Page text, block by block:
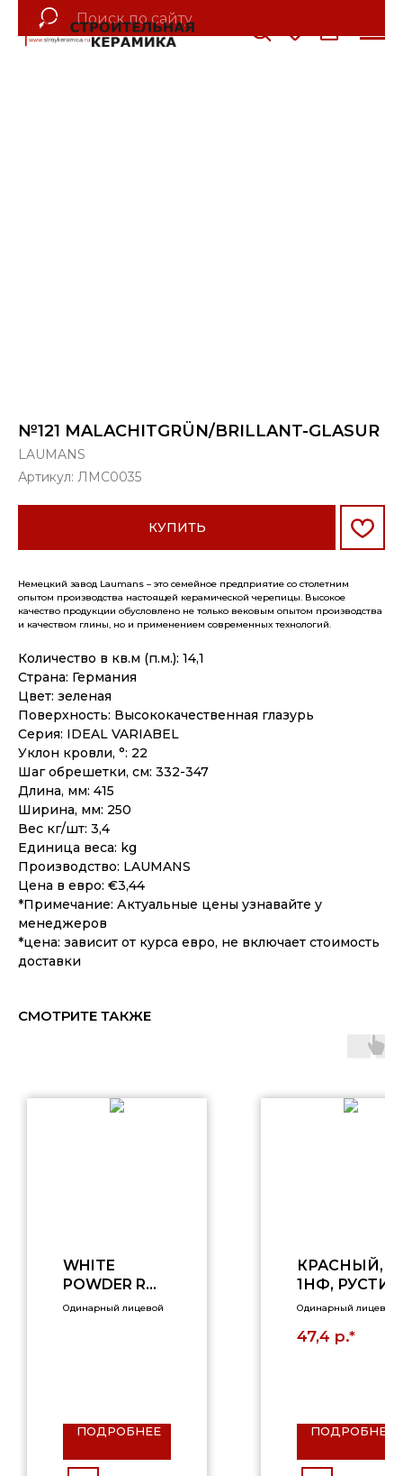
№121 MALACHITGRÜN/BRILLANT-GLASUR
LAUMANS
Артикул: ЛМС0035
КУПИТЬ
Немецкий завод Laumans – это семейное предприятие со столетним
опытом производства настоящей керамической черепицы. Высокое
качество продукции обусловлено не только вековым опытом производства
и качеством глины, но и применением современных технологий.
Количество в кв.м (п.м.): 14,1
Страна: Германия
Цвет: зеленая
Поверхность: Высококачественная глазурь
Серия: IDEAL VARIABEL
Уклон кровли, °: 22
Шаг обрешетки, см: 332-347
Длина, мм: 415
Ширина, мм: 250
Вес кг/шт: 3,4
Единица веса: kg
Производство: LAUMANS
Цена в евро: €3,44
*Примечание: Актуальные цены узнавайте у
менеджеров
*цена: зависит от курса евро, не включает стоимость
доставки
СМОТРИТЕ ТАКЖЕ
WHITE
POWDER R
0,7НФ
Одинарный лицевой
ПОДРОБНЕЕ
КРАСНЫЙ,
1НФ, РУСТИК
Одинарный лицевой
47,4 р.*
ПОДРОБНЕЕ